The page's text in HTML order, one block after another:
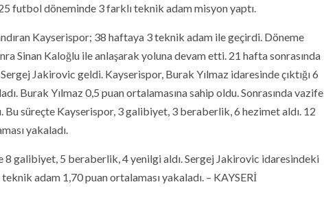
futbol döneminde 3 farklı teknik adam misyon yaptı.
Kayserispor; 38 haftaya 3 teknik adam ile geçirdi. Döneme
Sinan Kaloğlu ile anlaşarak yoluna devam etti. 21 hafta sonrasında
Jakirovic geldi. Kayserispor, Burak Yılmaz idaresinde çıktığı 6
Burak Yılmaz 0,5 puan ortalamasına sahip oldu. Sonrasında vazife
Bu süreçte Kayserispor, 3 galibiyet, 3 beraberlik, 6 hezimet aldı. 12
yakaladı.
galibiyet, 5 beraberlik, 4 yenilgi aldı. Sergej Jakirovic idaresindeki
adam 1,70 puan ortalaması yakaladı. – KAYSERİ